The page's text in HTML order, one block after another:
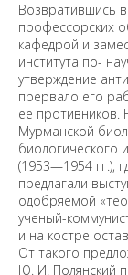
Возвратившись
профессорских
кафедрой и
института по-
утверждение
прервало его
ее противников.
Мурманской
биологического
(1953—1954 гг.),
предлагали
одобряемой
ученый-
и на костре
От такого
Ю. И. Полянский